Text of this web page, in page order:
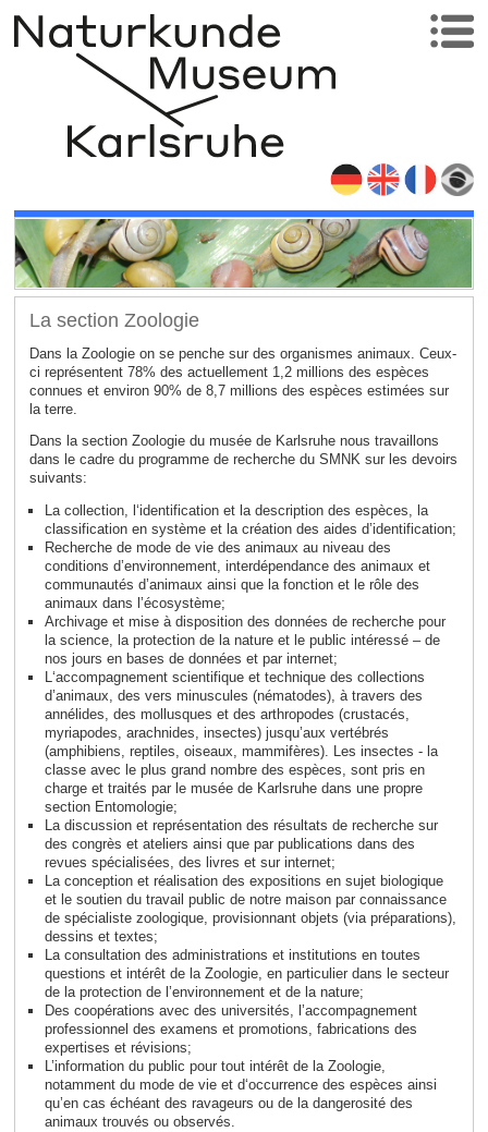
La section Zoologie
Dans la Zoologie on se penche sur des organismes animaux. Ceux-
ci représentent 78% des actuellement 1,2 millions des espèces
connues et environ 90% de 8,7 millions des espèces estimées sur
la terre.
Dans la section Zoologie du musée de Karlsruhe nous travaillons
dans le cadre du programme de recherche du SMNK sur les devoirs
suivants:
La collection, l‘identification et la description des espèces, la
classification en système et la création des aides d’identification;
Recherche de mode de vie des animaux au niveau des
conditions d’environnement, interdépendance des animaux et
communautés d’animaux ainsi que la fonction et le rôle des
animaux dans l’écosystème;
Archivage et mise à disposition des données de recherche pour
la science, la protection de la nature et le public intéressé – de
nos jours en bases de données et par internet;
L‘accompagnement scientifique et technique des collections
d’animaux, des vers minuscules (nématodes), à travers des
annélides, des mollusques et des arthropodes (crustacés,
myriapodes, arachnides, insectes) jusqu’aux vertébrés
(amphibiens, reptiles, oiseaux, mammifères). Les insectes - la
classe avec le plus grand nombre des espèces, sont pris en
charge et traités par le musée de Karlsruhe dans une propre
section Entomologie;
La discussion et représentation des résultats de recherche sur
des congrès et ateliers ainsi que par publications dans des
revues spécialisées, des livres et sur internet;
La conception et réalisation des expositions en sujet biologique
et le soutien du travail public de notre maison par connaissance
de spécialiste zoologique, provisionnant objets (via préparations),
dessins et textes;
La consultation des administrations et institutions en toutes
questions et intérêt de la Zoologie, en particulier dans le secteur
de la protection de l’environnement et de la nature;
Des coopérations avec des universités, l’accompagnement
professionnel des examens et promotions, fabrications des
expertises et révisions;
L’information du public pour tout intérêt de la Zoologie,
notamment du mode de vie et d‘occurrence des espèces ainsi
qu’en cas échéant des ravageurs ou de la dangerosité des
animaux trouvés ou observés.